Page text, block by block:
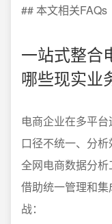
## 本文相关FAQs
一站式整合
哪些现实业
电商企业在多平台
口径不统一、分
全网电商数据分析
借助统一管理和
战：